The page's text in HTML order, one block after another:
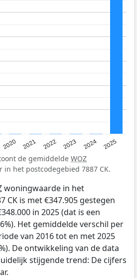
2020 2021 2022 2023 2024 2025
de gemiddelde WOZ
het postcodegebied 7887 CK.
woningwaarde in het
CK is met €347.905 gestegen
in 2025 (dat is een
Het gemiddelde verschil per
van 2016 tot en met 2025
De ontwikkeling van de data
stijgende trend: De cijfers